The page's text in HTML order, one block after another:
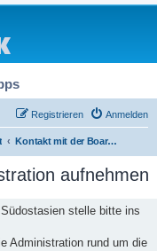
Anmelden
Registrieren
Kontakt mit der Board-Administration aufnehmen
aufnehmen
stelle bitte ins
Administration rund um die